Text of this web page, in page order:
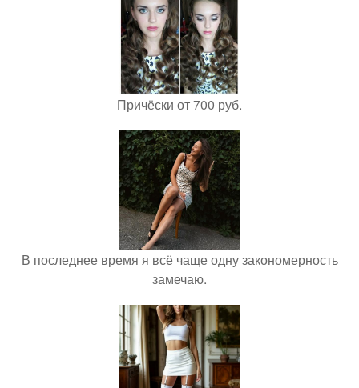
Причёски от 700 руб.
В последнее время я всё чаще одну закономерность
замечаю.